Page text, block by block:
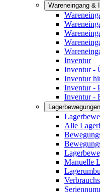
Wareneingang &
Inventur
Inventur -
Inventur
Inventur -
Inventur -
Lagerbewegungen
Alle
Manuelle